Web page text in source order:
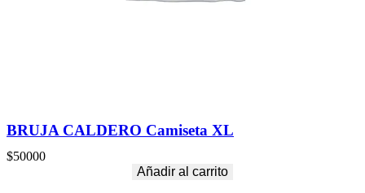
BRUJA CALDERO Camiseta XL
$50000
Añadir al carrito